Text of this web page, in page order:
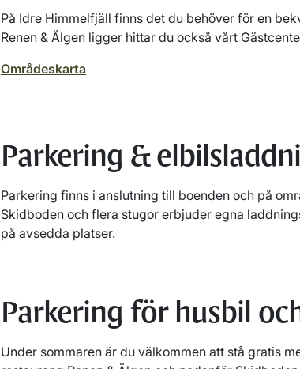
På Idre Himmelfjäll finns det du behöver för en
Renen & Älgen ligger hittar du också vårt
Områdeskarta
Parkering &
Parkering finns i anslutning till boenden och på
Skidboden och flera stugor erbjuder egna
på avsedda platser.
Parkering för husbil
Under sommaren är du välkommen att stå gratis